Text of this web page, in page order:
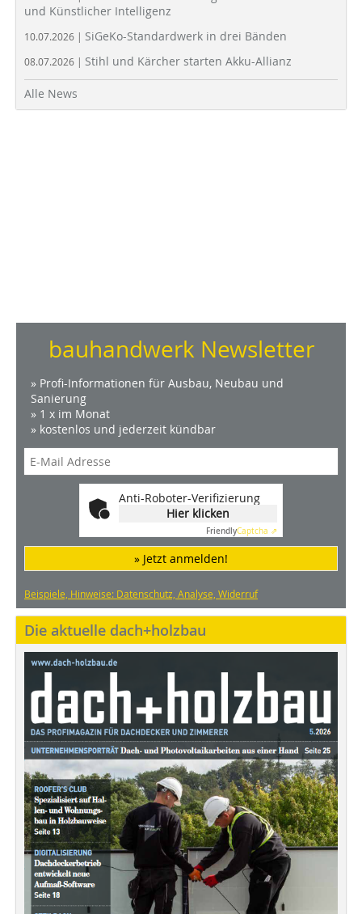
und Künstlicher Intelligenz
10.07.2026 | SiGeKo-Standardwerk in drei Bänden
08.07.2026 | Stihl und Kärcher starten Akku-Allianz
Alle News
bauhandwerk Newsletter
» Profi-Informationen für Ausbau, Neubau und
Sanierung
» 1 x im Monat
» kostenlos und jederzeit kündbar
Anti-Roboter-Verifizierung
Hier klicken
FriendlyCaptcha ⇗
» Jetzt anmelden!
Beispiele, Hinweise: Datenschutz, Analyse, Widerruf
Die aktuelle dach+holzbau